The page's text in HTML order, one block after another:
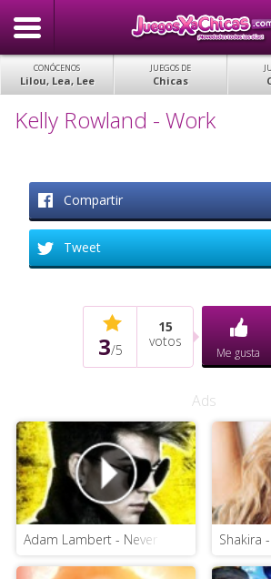
CONÓCENOS
Lilou, Lea, Lee
JUEGOS DE
Chicas
Kelly Rowland - Work
Compartir
Tweet
3/5
15
votos
Me gusta
Ads
Adam Lambert - Never Close Our Eyes
Shakira